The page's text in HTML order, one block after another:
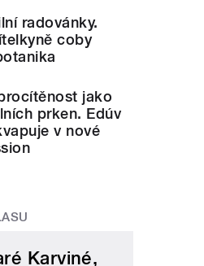
radovánky.
coby
jako
prken. Edúv
v nové
Karviné,